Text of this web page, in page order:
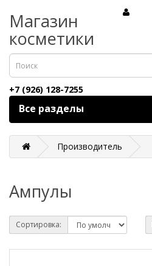
Магазин
косметики
+7 (926) 128-7255
Все разделы
Производитель
Ампулы
Сортировка: